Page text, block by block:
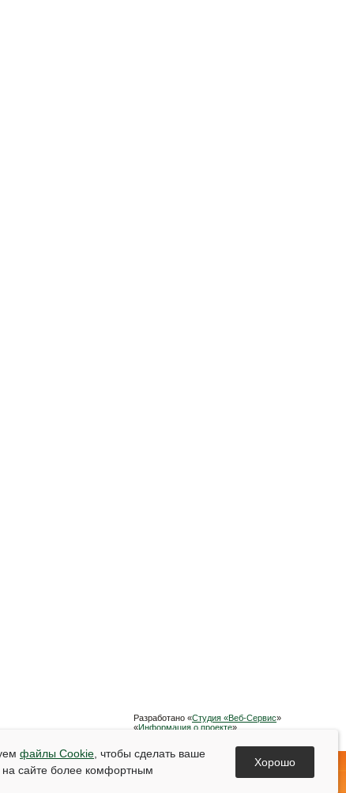
Разработано «Студия «Веб-Сервис»
«Информация о проекте»
файлы Cookie , чтобы сделать ваше
сайте более комфортным
Хорошо